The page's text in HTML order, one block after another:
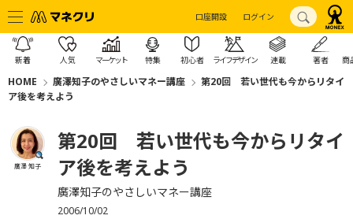
口座開設 ログイン
新着 人気 マーケット 特集 初心者 ライフデザイン 連載 著者 商
HOME 廣澤知子のやさしいマネー講座
第20回 若い世代も今からリタイ
ア後を考えよう
廣澤 知子
第20回 若い世代も今からリタイ
ア後を考えよう
廣澤知子のやさしいマネー講座
2006/10/02